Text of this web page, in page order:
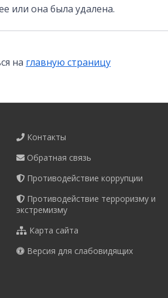
или она была удалена.
на главную страницу
Контакты
Обратная связь
Противодействие коррупции
Противодействие терроризму и
экстремизму
Карта сайта
Версия для слабовидящих